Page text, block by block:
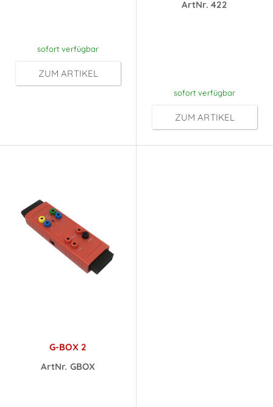
sofort verfügbar
ZUM ARTIKEL
ArtNr. 422
sofort verfügbar
ZUM ARTIKEL
G-BOX 2
ArtNr. GBOX